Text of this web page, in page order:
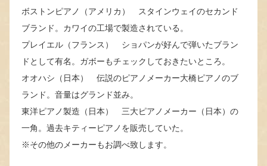
ボストンピアノ（アメリカ） スタインウェイのセカンド
ブランド。カワイの工場で製造されている。
プレイエル（フランス） ショパンが好んで弾いたブラン
ドとして有名。ガボーもチェックしておきたいところ。
オオハシ（日本） 伝説のピアノメーカー大橋ピアノのブ
ランド。音量はグランド並み。
東洋ピアノ製造（日本） 三大ピアノメーカー（日本）の
一角。過去キティーピアノを販売していた。
※その他のメーカーもお調べ致します。